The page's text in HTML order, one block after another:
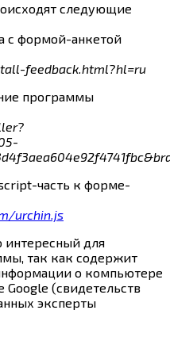
следующие
с формой-анкетой
feedback.html?hl=ru
программы
часть к форме-
urchin.js
интересный для
так как содержит
о компьютере
Google (свидетельств
эксперты